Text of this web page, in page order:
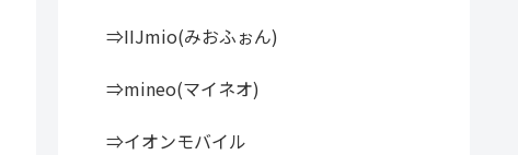
⇒IIJmio(みおふぉん)
⇒mineo(マイネオ)
⇒イオンモバイル